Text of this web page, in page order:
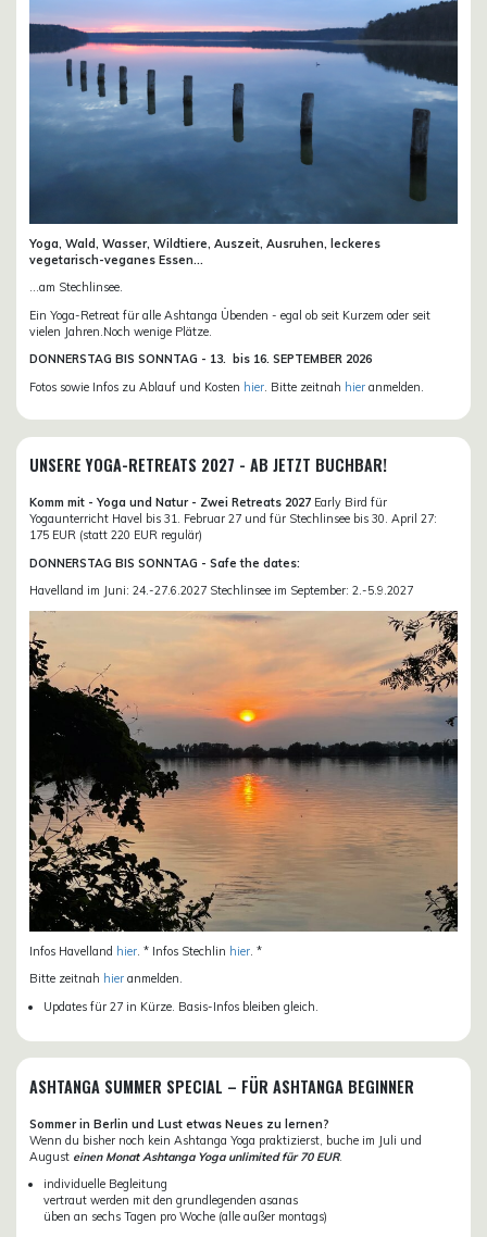
Yoga, Wald, Wasser, Wildtiere, Auszeit, Ausruhen, leckeres
vegetarisch-veganes Essen...
...am Stechlinsee.
Ein Yoga-Retreat für alle Ashtanga Übenden - egal ob seit Kurzem oder seit
vielen Jahren.Noch wenige Plätze.
DONNERSTAG BIS SONNTAG - 13. bis 16. SEPTEMBER 2026
Fotos sowie Infos zu Ablauf und Kosten hier . Bitte zeitnah hier anmelden.
UNSERE YOGA-RETREATS 2027 - AB JETZT BUCHBAR!
Komm mit - Yoga und Natur - Zwei Retreats 2027 Early Bird für
Yogaunterricht Havel bis 31. Februar 27 und für Stechlinsee bis 30. April 27:
175 EUR (statt 220 EUR regulär)
DONNERSTAG BIS SONNTAG - Safe the dates:
Havelland im Juni: 24.-27.6.2027 Stechlinsee im September: 2.-5.9.2027
Infos Havelland hier . * Infos Stechlin hier . *
Bitte zeitnah hier anmelden.
Updates für 27 in Kürze. Basis-Infos bleiben gleich.
ASHTANGA SUMMER SPECIAL – FÜR ASHTANGA BEGINNER
Sommer in Berlin und Lust etwas Neues zu lernen?
Wenn du bisher noch kein Ashtanga Yoga praktizierst, buche im Juli und
August einen Monat Ashtanga Yoga unlimited für 70 EUR.
individuelle Begleitung
vertraut werden mit den grundlegenden asanas
üben an sechs Tagen pro Woche (alle außer montags)